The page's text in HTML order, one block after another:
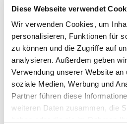
Diese Webseite verwendet
Wir verwenden Cookies, um
personalisieren, Funktionen für
zu können und die Zugriffe auf
analysieren. Außerdem geben
Verwendung unserer Website
soziale Medien, Werbung und
Partner führen diese
weiteren Daten zusammen, die